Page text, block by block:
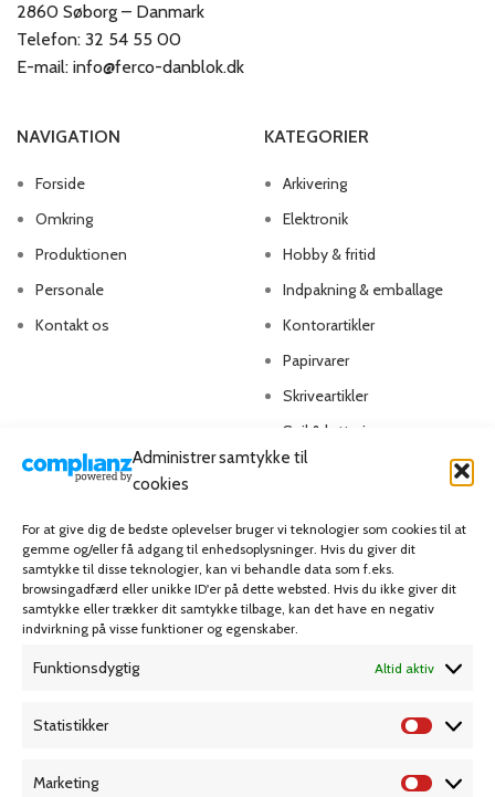
Administrer samtykke til
cookies
For at give dig de bedste oplevelser bruger vi teknologier som cookies til at
gemme og/eller få adgang til enhedsoplysninger. Hvis du giver dit
samtykke til disse teknologier, kan vi behandle data som f.eks.
browsingadfærd eller unikke ID'er på dette websted. Hvis du ikke giver dit
samtykke eller trækker dit samtykke tilbage, kan det have en negativ
indvirkning på visse funktioner og egenskaber.
Funktionsdygtig Altid aktiv
Statistikker
Marketing
2860 Søborg – Danmark
Telefon: 32 54 55 00
E-mail: info@ferco-danblok.dk
NAVIGATION
Forside
Omkring
Produktionen
Personale
Kontakt os
KATEGORIER
Arkivering
Elektronik
Hobby & fritid
Indpakning & emballage
Kontorartikler
Papirvarer
Skriveartikler
Spil & lotteri
Kontoinformationer
Ordrer
Adresser
Handelsbetingelser
Privatlivspolitik
Bliv kunde